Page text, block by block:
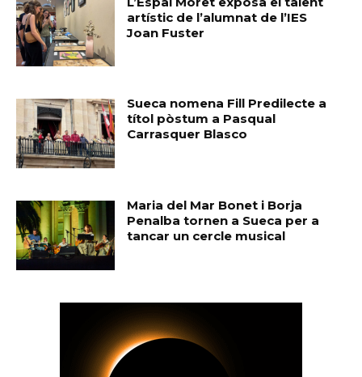
artístic de l’alumnat de l’IES
Joan Fuster
Sueca nomena Fill Predilecte a
títol pòstum a Pasqual
Carrasquer Blasco
Maria del Mar Bonet i Borja
Penalba tornen a Sueca per a
tancar un cercle musical